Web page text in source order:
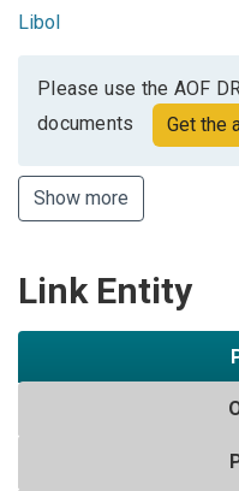
Libol
Please use the AOF
documents
Get the
Show more
Link Entity